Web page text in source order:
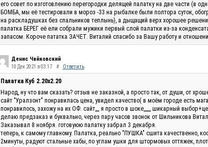
его совет по изготовлению перегородки делящей палатку на две части (в
БОМБА, мы её тестировали в мороз -33 на рыбалке были полтора суток,
на раскладушках без спальников теплынь), а дыщащий верх хорошее
палатка БЕРЕГ её ели собрали мужики первый слой палатки из-за
запасом. Короче пататка ЗАЧЕТ. Виталий спасибо за Вашу работу и
Денис Чайковский
10 Дек 2021 в 03:17 # Ответить
Палатка Куб 2.20x2.20
Народ, ну что вам сказать? отзыв не заказной, а просто так, от души, от
сайт "Уралзонт" понравилась цена, увидел качество( в моём городе есть
понравилось, захожу на их ОФ. сайт,,,, я просто в шоке,,,,,,, шикарный
делаю предзаказ и буквально, через пару часов звонок от Шильникова
Заказывал 8 ноября. готовуюю палатку забрал 3 декабря.
теперь, к самому главному. Палатка, реально "ПУШКА" сшита качественно,
2минуты, радуют стальные хабы, по углам ушки для штормовых оттяжек,